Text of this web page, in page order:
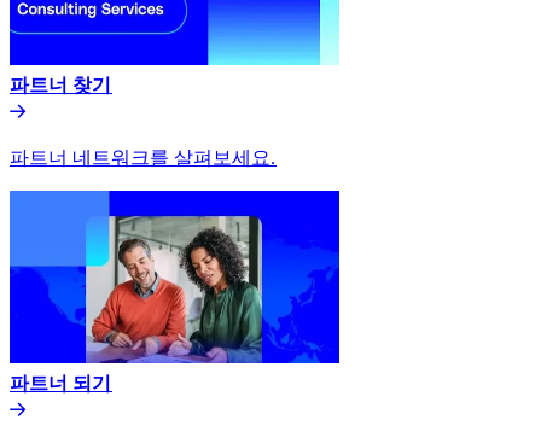
파트너 찾기​​
파트너 네트워크를 살펴보세요.​​
파트너 되기​​